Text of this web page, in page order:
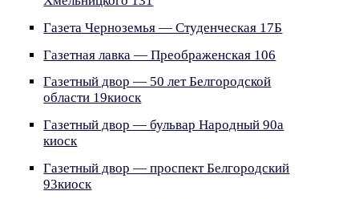
Газета Черноземья — Студенческая 17Б
Газетная лавка — Преображенская 106
Газетный двор — 50 лет Белгородской
области 19киоск
Газетный двор — бульвар Народный 90а
киоск
Газетный двор — проспект Белгородский
93киоск